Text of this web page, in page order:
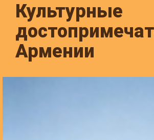
Культурные
Армении